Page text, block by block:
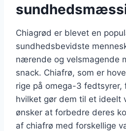
Chiagrød er blevet en
sundhedsbevidste
nærende og velsmagende
snack. Chiafrø, som er
rige på omega-3 fedtsyrer,
hvilket gør dem til et ideelt
ønsker at forbedre deres
af chiafrø med forskellige